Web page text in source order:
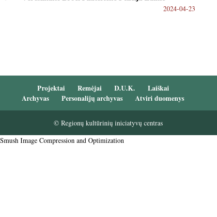
2024-04-23
Projektai Remėjai D.U.K.
Laiškai
Archyvas
Personalijų archyvas Atviri duomenys
© Regionų kultūrinių iniciatyvų centras
Smush Image Compression and Optimization